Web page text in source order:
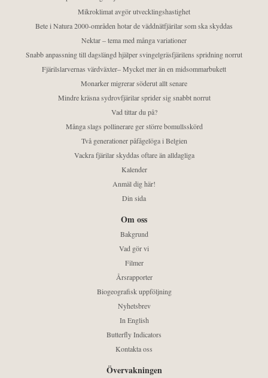
Mikroklimat avgör utvecklingshastighet
Bete i Natura 2000-områden hotar de väddnätfjärilar som ska skyddas
Nektar – tema med många variationer
Snabb anpassning till dagslängd hjälper svingelgräsfjärilens spridning norrut
Fjärilslarvernas värdväxter– Mycket mer än en midsommarbukett
Monarker migrerar söderut allt senare
Mindre kräsna sydrovfjärilar sprider sig snabbt norrut
Vad tittar du på?
Många slags pollinerare ger större bomullsskörd
Två generationer påfågelöga i Belgien
Vackra fjärilar skyddas oftare än alldagliga
Kalender
Anmäl dig här!
Din sida
Om oss
Bakgrund
Vad gör vi
Filmer
Årsrapporter
Biogeografisk uppföljning
Nyhetsbrev
In English
Butterfly Indicators
Kontakta oss
Övervakningen